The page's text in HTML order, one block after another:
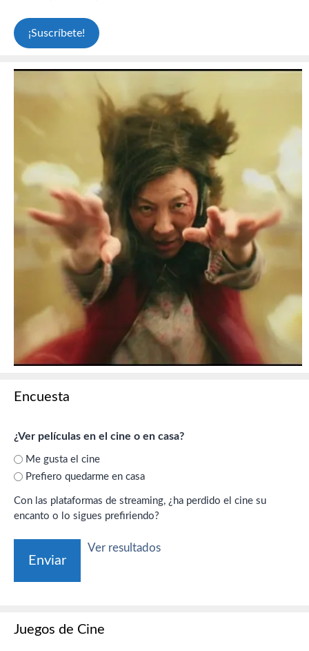
Encuesta
¿Ver películas en el cine o en casa?
Me gusta el cine
Prefiero quedarme en casa
Con las plataformas de streaming, ¿ha perdido el cine su
encanto o lo sigues prefiriendo?
Ver resultados
Juegos de Cine